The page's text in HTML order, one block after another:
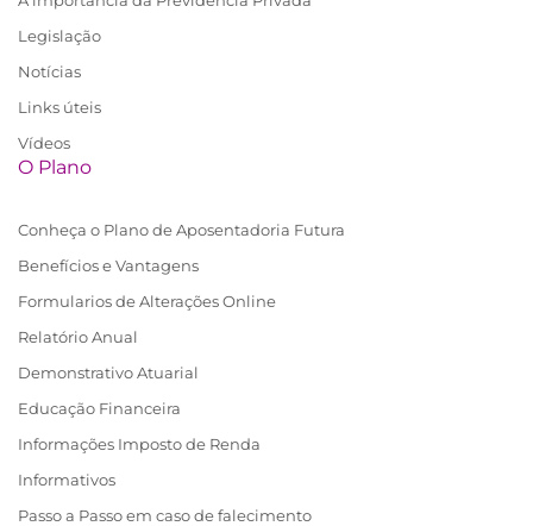
Legislação
Notícias
Links úteis
Vídeos
O Plano
Conheça o Plano de Aposentadoria Futura
Benefícios e Vantagens
Formularios de Alterações Online
Relatório Anual
Demonstrativo Atuarial
Educação Financeira
Informações Imposto de Renda
Informativos
Passo a Passo em caso de falecimento